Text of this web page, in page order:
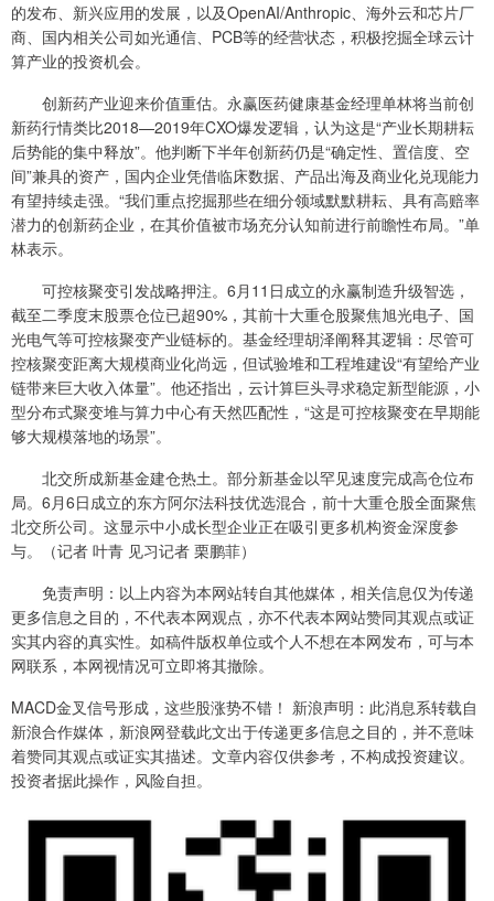
的发布、新兴应用的发展，以及OpenAI/Anthropic、海外云和芯片厂
商、国内相关公司如光通信、PCB等的经营状态，积极挖掘全球云计
算产业的投资机会。
创新药产业迎来价值重估。永赢医药健康基金经理单林将当前创
新药行情类比2018—2019年CXO爆发逻辑，认为这是“产业长期耕耘
后势能的集中释放”。他判断下半年创新药仍是“确定性、置信度、空
间”兼具的资产，国内企业凭借临床数据、产品出海及商业化兑现能力
有望持续走强。“我们重点挖掘那些在细分领域默默耕耘、具有高赔率
潜力的创新药企业，在其价值被市场充分认知前进行前瞻性布局。”单
林表示。
可控核聚变引发战略押注。6月11日成立的永赢制造升级智选，
截至二季度末股票仓位已超90%，其前十大重仓股聚焦旭光电子、国
光电气等可控核聚变产业链标的。基金经理胡泽阐释其逻辑：尽管可
控核聚变距离大规模商业化尚远，但试验堆和工程堆建设“有望给产业
链带来巨大收入体量”。他还指出，云计算巨头寻求稳定新型能源，小
型分布式聚变堆与算力中心有天然匹配性，“这是可控核聚变在早期能
够大规模落地的场景”。
北交所成新基金建仓热土。部分新基金以罕见速度完成高仓位布
局。6月6日成立的东方阿尔法科技优选混合，前十大重仓股全面聚焦
北交所公司。这显示中小成长型企业正在吸引更多机构资金深度参
与。（记者 叶青 见习记者 栗鹏菲）
免责声明：以上内容为本网站转自其他媒体，相关信息仅为传递
更多信息之目的，不代表本网观点，亦不代表本网站赞同其观点或证
实其内容的真实性。如稿件版权单位或个人不想在本网发布，可与本
网联系，本网视情况可立即将其撤除。
MACD金叉信号形成，这些股涨势不错！ 新浪声明：此消息系转载自
新浪合作媒体，新浪网登载此文出于传递更多信息之目的，并不意味
着赞同其观点或证实其描述。文章内容仅供参考，不构成投资建议。
投资者据此操作，风险自担。